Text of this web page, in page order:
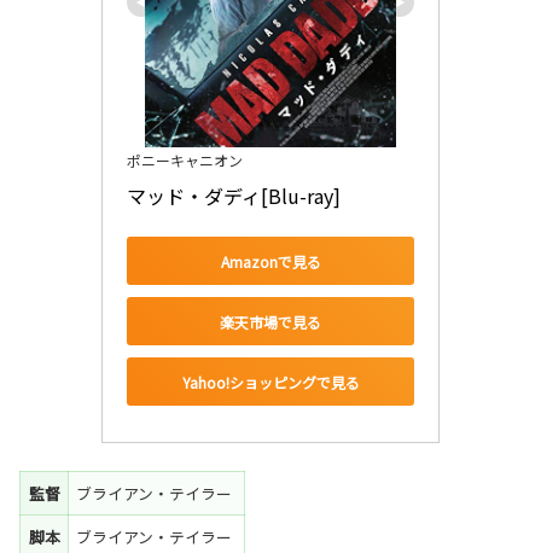
ポニーキャニオン
マッド・ダディ[Blu-ray]
Amazonで見る
楽天市場で見る
Yahoo!ショッピングで見る
監督
ブライアン・テイラー
脚本
ブライアン・テイラー